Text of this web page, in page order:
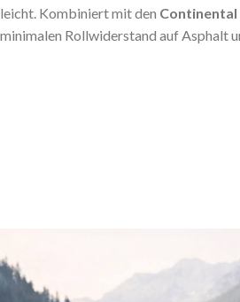
leicht. Kombiniert mit den Continental
minimalen Rollwiderstand auf Asphalt